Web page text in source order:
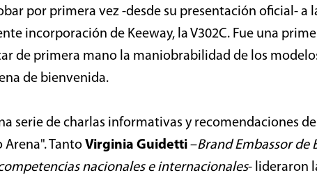
por primera vez -desde su presentación oficial- a
incorporación de Keeway, la V302C. Fue una
de primera mano la maniobrabilidad de los
de bienvenida.
serie de charlas informativas y recomendaciones
Arena". Tanto Virginia Guidetti–Brand Embassor de
nacionales e internacionales- lideraron